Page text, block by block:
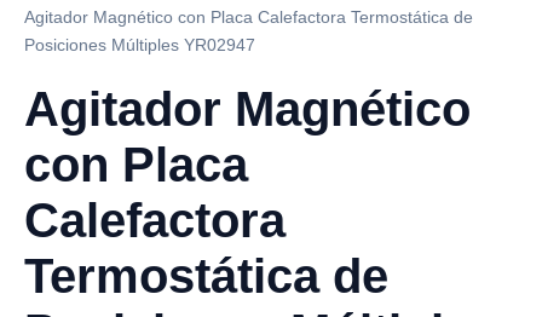
Agitador Magnético con Placa Calefactora Termostática de
Posiciones Múltiples YR02947
Agitador Magnético
con Placa
Calefactora
Termostática de